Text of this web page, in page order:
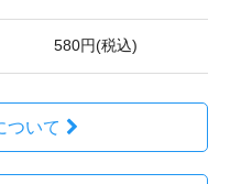
580円(税込)
ついて